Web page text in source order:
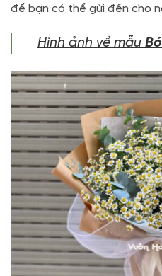
để bạn có thể gửi đến cho
Hình ảnh về mẫu